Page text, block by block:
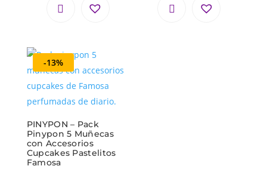
-13%
PINYPON – Pack
Pinypon 5 Muñecas
con Accesorios
Cupcakes Pastelitos
Famosa